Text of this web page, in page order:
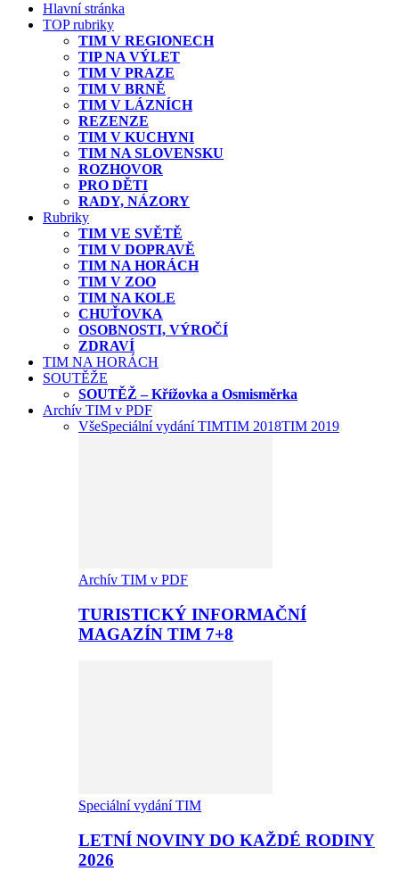
Hlavní stránka
TOP rubriky
TIM V REGIONECH
TIP NA VÝLET
TIM V PRAZE
TIM V BRNĚ
TIM V LÁZNÍCH
REZENZE
TIM V KUCHYNI
TIM NA SLOVENSKU
ROZHOVOR
PRO DĚTI
RADY, NÁZORY
Rubriky
TIM VE SVĚTĚ
TIM V DOPRAVĚ
TIM NA HORÁCH
TIM V ZOO
TIM NA KOLE
CHUŤOVKA
OSOBNOSTI, VÝROČÍ
ZDRAVÍ
TIM NA HORÁCH
SOUTĚŽE
SOUTĚŽ – Křížovka a Osmisměrka
Archív TIM v PDF
VšeSpeciální vydání TIMTIM 2018TIM 2019
Archív TIM v PDF
TURISTICKÝ INFORMAČNÍ
MAGAZÍN TIM 7+8
Speciální vydání TIM
LETNÍ NOVINY DO KAŽDÉ RODINY
2026